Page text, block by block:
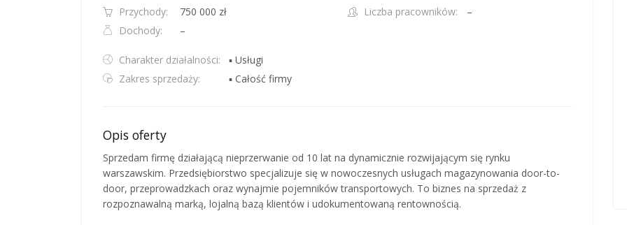
Przychody:
750 000 zł
Dochody:
–
Liczba pracowników:
–
Charakter działalności:
▪ Usługi
Zakres sprzedaży:
▪ Całość firmy
Opis oferty
Sprzedam firmę działającą nieprzerwanie od 10 lat na dynamicznie rozwijającym się rynku
warszawskim. Przedsiębiorstwo specjalizuje się w nowoczesnych usługach magazynowania door-to-
door, przeprowadzkach oraz wynajmie pojemników transportowych. To biznes na sprzedaż z
rozpoznawalną marką, lojalną bazą klientów i udokumentowaną rentownością.